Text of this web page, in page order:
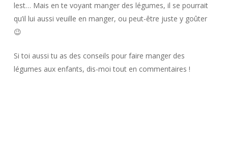
lest… Mais en te voyant manger des légumes, il se pourrait
qu’il lui aussi veuille en manger, ou peut-être juste y goûter
😉
Si toi aussi tu as des conseils pour faire manger des
légumes aux enfants, dis-moi tout en commentaires !